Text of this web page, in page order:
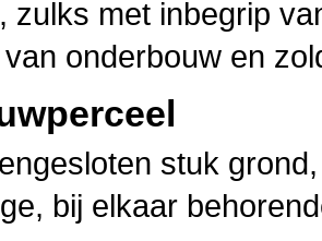
zulks met inbegrip
onderbouw en
stuk
bij elkaar